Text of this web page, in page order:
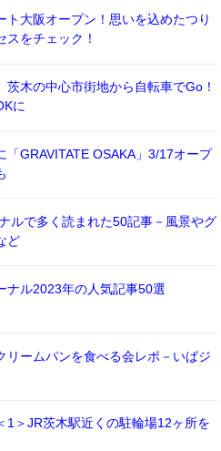
ト大阪オープン！思いを込めたつり
をチェック！
茨木の中心市街地から自転車でGo！
に
「GRAVITATE OSAKA」3/17オープ
ルで多く読まれた50記事－風景やグ
ど
ナル2023年の人気記事50選
リームパンを食べる会レポ－いばジ
1＞JR茨木駅近くの駐輪場12ヶ所を